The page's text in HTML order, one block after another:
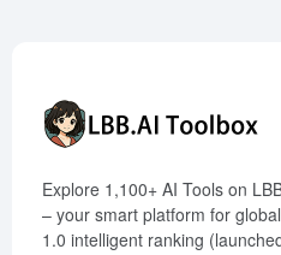
Explore 1,100+ AI Tools on
– your smart platform for
1.0 intelligent ranking